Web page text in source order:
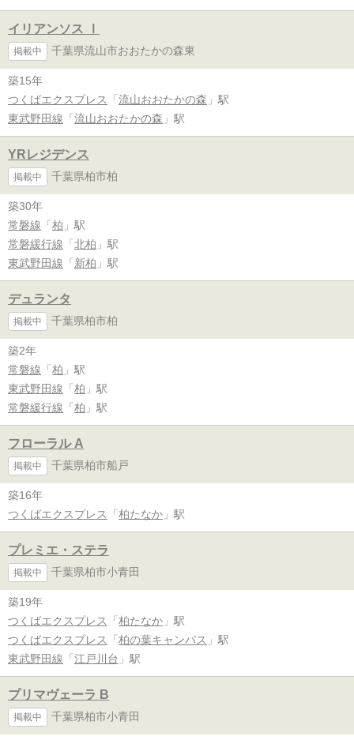
イリアンソス Ⅰ
掲載中 千葉県流山市おおたかの森東
築15年
つくばエクスプレス
「 流山おおたかの森 」駅
東武野田線 「 流山おおたかの森 」駅
YRレジデンス
掲載中 千葉県柏市柏
築30年
常磐線 「 柏 」駅
常磐緩行線 「 北柏 」駅
東武野田線 「 新柏 」駅
デュランタ
掲載中 千葉県柏市柏
築2年
常磐線 「 柏 」駅
東武野田線 「 柏 」駅
常磐緩行線 「 柏 」駅
フローラル A
掲載中 千葉県柏市船戸
築16年
つくばエクスプレス
「 柏たなか 」駅
プレミエ・ステラ
掲載中 千葉県柏市小青田
築19年
つくばエクスプレス
「 柏たなか 」駅
つくばエクスプレス
「 柏の葉キャンパス 」駅
東武野田線 「 江戸川台 」駅
プリマヴェーラ B
掲載中 千葉県柏市小青田